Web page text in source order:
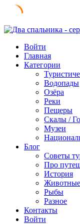
Skip
contentВойти
Главная
Категории
Водопады
Озёра
Реки
Пещеры
Скалы /
Музеи
Блог
Советы
Про
История
Животные
Рыбы
Разное
Контакты
Войти